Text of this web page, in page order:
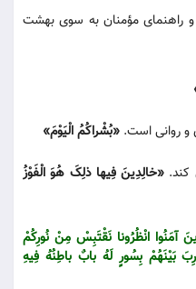
و راهنمای مؤمنان به سوی بهشت
«بُشْراکُمُ الْیَوْمَ»
«خالِدِینَ فِیها ذلِکَ هُوَ الْفَوْزُ
آمَنُوا انْظُرُونا نَقْتَبِسْ مِنْ نُورِکُمْ
بَیْنَهُمْ بِسُورٍ لَهُ بابٌ باطِنُهُ فِیهِ